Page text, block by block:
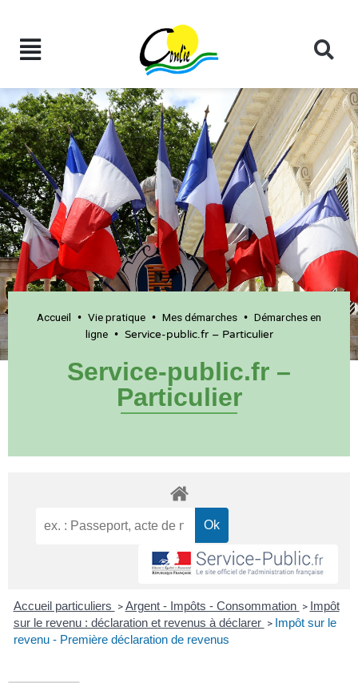
Accueil • Vie pratique • Mes démarches • Démarches en
ligne• Service-public.fr – Particulier
Service-public.fr –
Particulier
Accueil particuliers > Argent - Impôts - Consommation > Impôt
sur le revenu : déclaration et revenus à déclarer > Impôt sur le
revenu - Première déclaration de revenus